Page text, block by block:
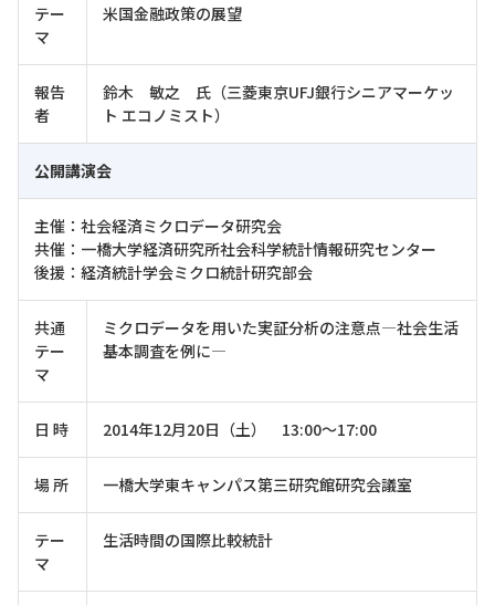
テー
マ
米国金融政策の展望
報告
者
鈴木 敏之 氏（三菱東京UFJ銀行シニアマーケッ
ト エコノミスト）
公開講演会
主催：社会経済ミクロデータ研究会
共催：一橋大学経済研究所社会科学統計情報研究センター
後援：経済統計学会ミクロ統計研究部会
共通
テー
マ
ミクロデータを用いた実証分析の注意点―社会生活
基本調査を例に―
日 時 2014年12月20日（土） 13:00～17:00
場 所 一橋大学東キャンパス第三研究館研究会議室
テー
マ
生活時間の国際比較統計